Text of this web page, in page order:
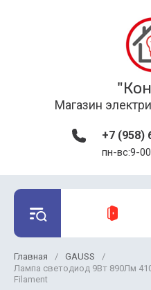
Магазин
+7 (958)
пн-вс:9-
Главная / GAUSS
/
Лампа светодиод 9Вт 890Лм
Filament